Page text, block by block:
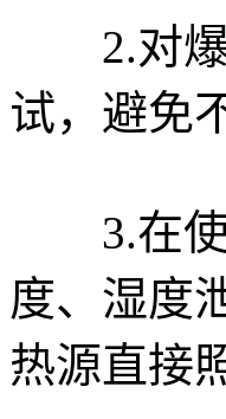
2.对爆
试，避免
3.在使
度、湿度
热源直接